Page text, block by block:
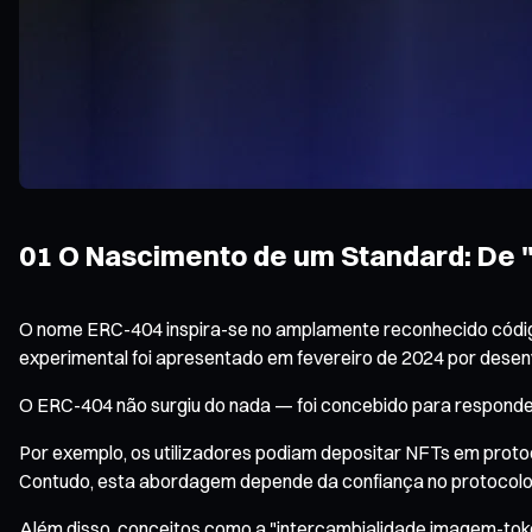
01 O Nascimento de um Standard:
O nome ERC-404 inspira-se no amplamente reconhecido
experimental foi apresentado em fevereiro de 2024 por
O ERC-404 não surgiu do nada — foi concebido para
Por exemplo, os utilizadores podiam depositar NFTs em
Contudo, esta abordagem depende da confiança no